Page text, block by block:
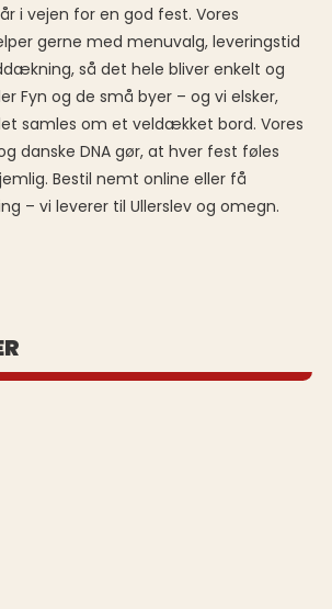
i vejen for en god fest. Vores
gerne med menuvalg, leveringstid
så det hele bliver enkelt og
Fyn og de små byer – og vi elsker,
samles om et veldækket bord. Vores
danske DNA gør, at hver fest føles
Bestil nemt online eller få
– vi leverer til Ullerslev og omegn.